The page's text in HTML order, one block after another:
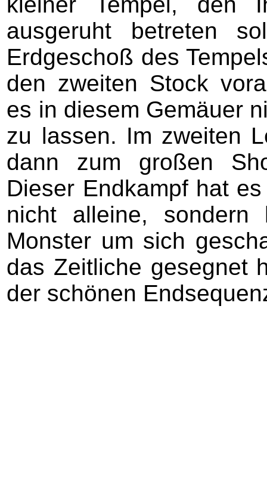
ausgeruht betreten
Erdgeschoß des
den zweiten Stock
es in diesem Gemäuer
zu lassen. Im zweiten
dann zum großen
Dieser Endkampf hat
nicht alleine, sondern
Monster um sich
das Zeitliche gesegnet
der schönen